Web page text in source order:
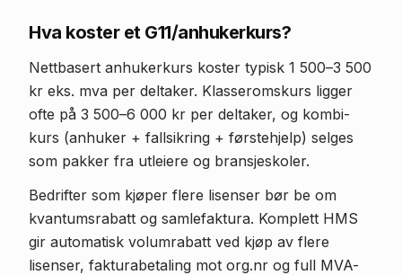
Hva koster et G11/anhukerkurs?
Nettbasert anhukerkurs koster typisk 1 500–3 500
kr eks. mva per deltaker. Klasseromskurs ligger
ofte på 3 500–6 000 kr per deltaker, og kombi-
kurs (anhuker + fallsikring + førstehjelp) selges
som pakker fra utleiere og bransjeskoler.
Bedrifter som kjøper flere lisenser bør be om
kvantumsrabatt og samlefaktura. Komplett HMS
gir automatisk volumrabatt ved kjøp av flere
lisenser, fakturabetaling mot org.nr og full MVA-